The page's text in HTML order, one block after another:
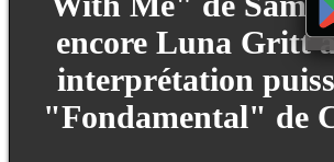
encore Luna Gritt
interprétation
"Fondamental" de